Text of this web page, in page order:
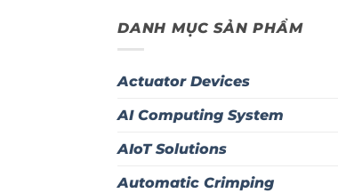
DANH MỤC SẢN PHẨM
Actuator Devices
AI Computing System
AIoT Solutions
Automatic Crimping